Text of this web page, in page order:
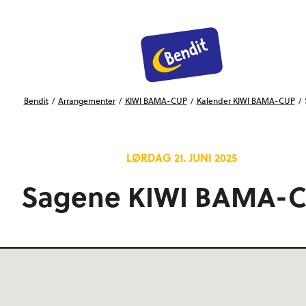
Bendit Arrangementer KIWI BAMA-CUP Kalender KIWI BAMA-CUP
Sagene KIWI BAMA-
LØRDAG 21. JUNI 2025